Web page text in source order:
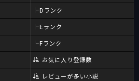
Dランク
Eランク
Fランク
お気に入り登録数
レビューが多い小説